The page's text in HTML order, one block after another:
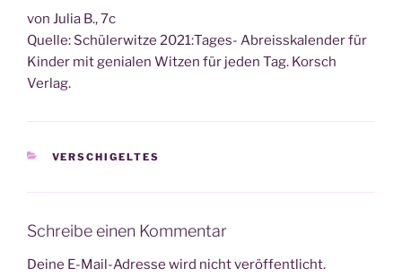
von Julia B., 7c
Quel­le: Schü­ler­wit­ze 2021:Tages- Abreiss­ka­len­der für
Kin­der mit genia­len Wit­zen für jeden Tag. Korsch
Verlag.
KATEGORIEN
VERSCHIGELTES
Schreibe einen Kommentar
Deine E-Mail-Adresse wird nicht veröffentlicht.